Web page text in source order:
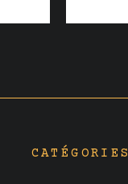
CATÉGORIES